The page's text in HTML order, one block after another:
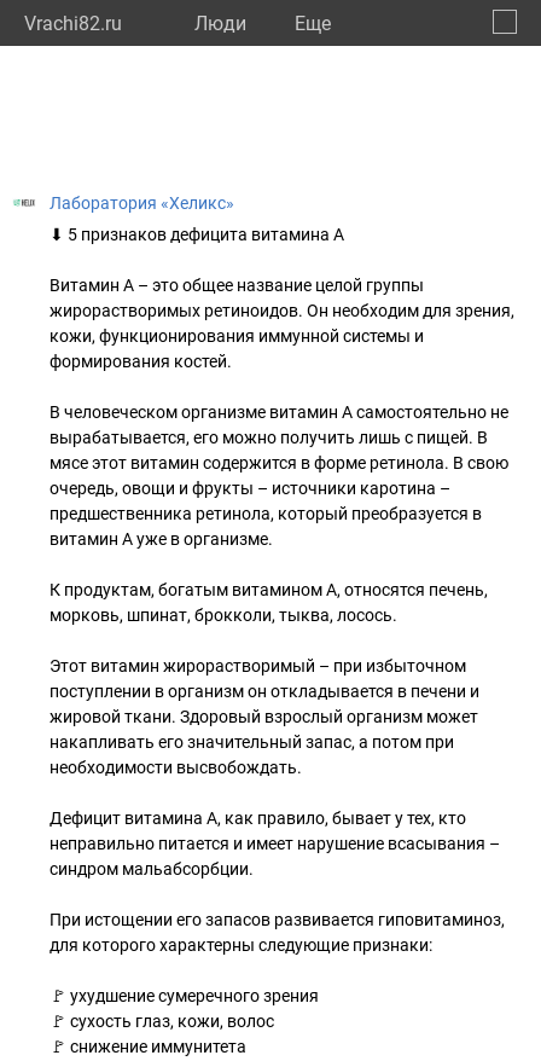
Vrachi82.ru Люди Eще
Лаборатория «Хеликс»
⬇ 5 признаков дефицита витамина А
Витамин А – это общее название целой группы
жирорастворимых ретиноидов. Он необходим для зрения,
кожи, функционирования иммунной системы и
формирования костей.
В человеческом организме витамин А самостоятельно не
вырабатывается, его можно получить лишь с пищей. В
мясе этот витамин содержится в форме ретинола. В свою
очередь, овощи и фрукты – источники каротина –
предшественника ретинола, который преобразуется в
витамин А уже в организме.
К продуктам, богатым витамином А, относятся печень,
морковь, шпинат, брокколи, тыква, лосось.
Этот витамин жирорастворимый – при избыточном
поступлении в организм он откладывается в печени и
жировой ткани. Здоровый взрослый организм может
накапливать его значительный запас, а потом при
необходимости высвобождать.
Дефицит витамина А, как правило, бывает у тех, кто
неправильно питается и имеет нарушение всасывания –
синдром мальабсорбции.
При истощении его запасов развивается гиповитаминоз,
для которого характерны следующие признаки:
🚩 ухудшение сумеречного зрения
🚩 сухость глаз, кожи, волос
🚩 снижение иммунитета